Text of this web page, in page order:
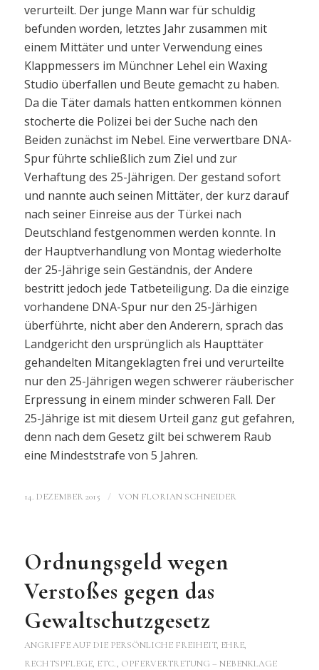
verurteilt. Der junge Mann war für schuldig
befunden worden, letztes Jahr zusammen mit
einem Mittäter und unter Verwendung eines
Klappmessers im Münchner Lehel ein Waxing
Studio überfallen und Beute gemacht zu haben.
Da die Täter damals hatten entkommen können
stocherte die Polizei bei der Suche nach den
Beiden zunächst im Nebel. Eine verwertbare DNA-
Spur führte schließlich zum Ziel und zur
Verhaftung des 25-Jährigen. Der gestand sofort
und nannte auch seinen Mittäter, der kurz darauf
nach seiner Einreise aus der Türkei nach
Deutschland festgenommen werden konnte. In
der Hauptverhandlung von Montag wiederholte
der 25-Jährige sein Geständnis, der Andere
bestritt jedoch jede Tatbeteiligung. Da die einzige
vorhandene DNA-Spur nur den 25-Järhigen
überführte, nicht aber den Anderern, sprach das
Landgericht den ursprünglich als Haupttäter
gehandelten Mitangeklagten frei und verurteilte
nur den 25-Jährigen wegen schwerer räuberischer
Erpressung in einem minder schweren Fall. Der
25-Jährige ist mit diesem Urteil ganz gut gefahren,
denn nach dem Gesetz gilt bei schwerem Raub
eine Mindeststrafe von 5 Jahren.
14. DEZEMBER 2015 / VON FLORIAN SCHNEIDER
Ordnungsgeld wegen
Verstoßes gegen das
Gewaltschutzgesetz
ANGRIFFE AUF DIE PERSÖNLICHE FREIHEIT, EHRE,
RECHTSPFLEGE, ETC., OPFERVERTRETUNG – NEBENKLAGE